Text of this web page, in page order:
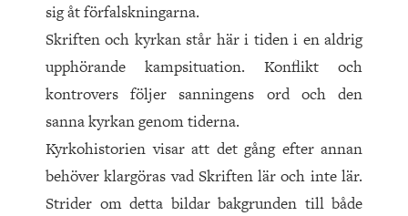
sig åt förfalskningarna.
Skriften och kyrkan står här i tiden i en aldrig
upphörande kampsituation. Konflikt och
kontrovers följer sanningens ord och den
sanna kyrkan genom tiderna.
Kyrkohistorien visar att det gång efter annan
behöver klargöras vad Skriften lär och inte lär.
Strider om detta bildar bakgrunden till både